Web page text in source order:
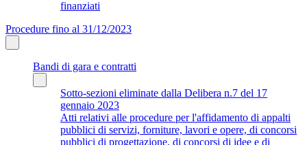
finanziati
Procedure fino al 31/12/2023
Bandi di gara e contratti
Sotto-sezioni eliminate dalla Delibera n.7 del 17
gennaio 2023
Atti relativi alle procedure per l'affidamento di appalti
pubblici di servizi, forniture, lavori e opere, di concorsi
pubblici di progettazione, di concorsi di idee e di